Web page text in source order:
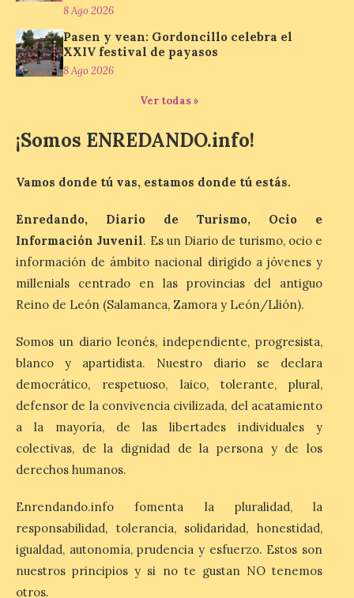
Concierto del Iberia
Marimba Ensemble en la
Iberia Marimba es un es
un encuentro
celebra en el mes de
gallega de Merza, dedicado a la marimba y
la música de cámara. La Plaza del
Ayuntamiento de Ponferrada acogerá
este domingo, […]
MADO Madrid Orgullo
2026 vuelve a situarse
como uno de los
principales motores
económicos y turísticos de
Madrid
9 Ago 2026
El gasto total aumentó un
1,4 % respecto al año
pasado y un 4,6 % frente a
un periodo estándar. Por
categorías, el alojamiento
turístico concentró la mayor parte del
8 Ago 2026
Pasen y vean: Gordoncillo celebra el
XXIV festival de payasos
8 Ago 2026
Ver todas »
¡Somos ENREDANDO.info!
Vamos donde tú vas, estamos donde tú estás.
Enredando, Diario de Turismo, Ocio e
Información Juvenil. Es un Diario de turismo, ocio e
información de ámbito nacional dirigido a jóvenes y
millenials centrado en las provincias del antiguo
Reino de León (Salamanca, Zamora y León/Llión).
Somos un diario leonés, independiente, progresista,
blanco y apartidista. Nuestro diario se declara
democrático, respetuoso, laico, tolerante, plural,
defensor de la convivencia civilizada, del acatamiento
a la mayoría, de las libertades individuales y
colectivas, de la dignidad de la persona y de los
derechos humanos.
Enrendando.info fomenta la pluralidad, la
responsabilidad, tolerancia, solidaridad, honestidad,
igualdad, autonomía, prudencia y esfuerzo. Estos son
nuestros principios y si no te gustan NO tenemos
otros.